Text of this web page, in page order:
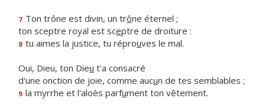
7 Ton trône est divin, un trône éternel ;
ton sceptre royal est sceptre de droiture :
8 tu aimes la justice, tu réprouves le mal.
Oui, Dieu, ton Dieu t'a consacré
d'une onction de joie, comme aucun de tes semblables ;
9 la myrrhe et l'aloès parfument ton vêtement.